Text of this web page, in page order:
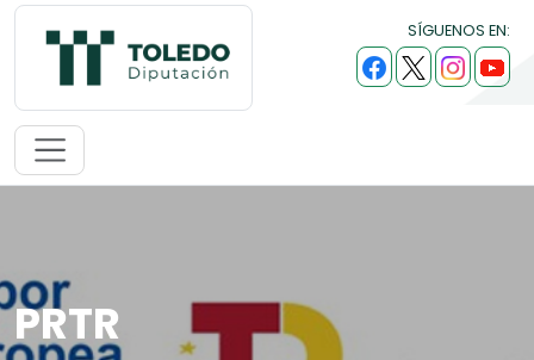
SÍGUENOS EN:
PRTR